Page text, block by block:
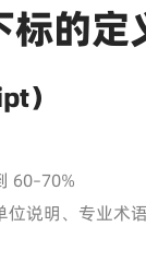
标的
）
60–70%
位说明、专业术语